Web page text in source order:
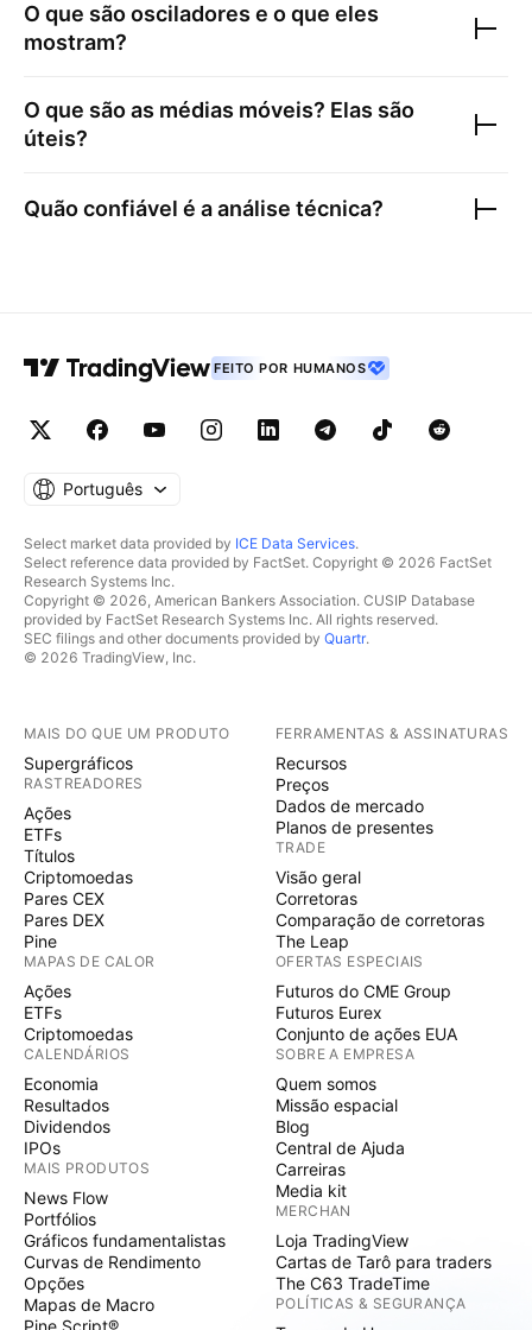
O que são osciladores e o que eles
mostram?
O que são as médias móveis? Elas são
úteis?
Quão confiável é a análise técnica?
FEITO POR HUMANOS
Português
Select market data provided by ICE Data Services.
Select reference data provided by FactSet. Copyright © 2026 FactSet
Research Systems Inc.
Copyright © 2026, American Bankers Association. CUSIP Database
provided by FactSet Research Systems Inc. All rights reserved.
SEC filings and other documents provided by Quartr.
© 2026 TradingView, Inc.
MAIS DO QUE UM PRODUTO
Supergráficos
RASTREADORES
Ações
ETFs
Títulos
Criptomoedas
Pares CEX
Pares DEX
Pine
MAPAS DE CALOR
Ações
ETFs
Criptomoedas
CALENDÁRIOS
Economia
Resultados
Dividendos
IPOs
MAIS PRODUTOS
News Flow
Portfólios
Gráficos fundamentalistas
Curvas de Rendimento
Opções
Mapas de Macro
Pine Script®
FERRAMENTAS & ASSINATURAS
Recursos
Preços
Dados de mercado
Planos de presentes
TRADE
Visão geral
Corretoras
Comparação de corretoras
The Leap
OFERTAS ESPECIAIS
Futuros do CME Group
Futuros Eurex
Conjunto de ações EUA
SOBRE A EMPRESA
Quem somos
Missão espacial
Blog
Central de Ajuda
Carreiras
Media kit
MERCHAN
Loja TradingView
Cartas de Tarô para traders
The C63 TradeTime
POLÍTICAS & SEGURANÇA